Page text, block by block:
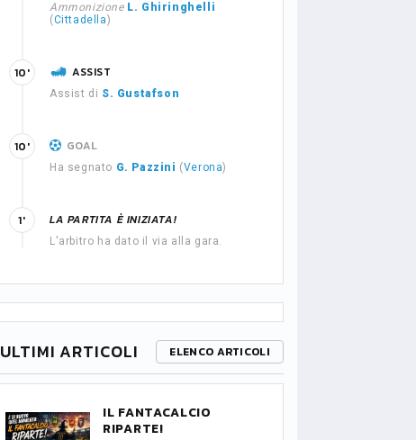
Ammonizione L. Ghiringhelli
(Cittadella)
ASSIST
Assist di S. Gustafson
10'
GOAL
Ha segnato G. Pazzini (Verona)
10'
LA PARTITA È INIZIATA!
L'arbitro ha dato il via alla gara.
1'
ULTIMI ARTICOLI ELENCO ARTICOLI
IL FANTACALCIO
RIPARTE!